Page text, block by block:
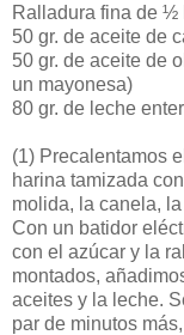
Ralladura fina de ½
50 gr. de aceite de
50 gr. de aceite de
un mayonesa)
80 gr. de leche
(1) Precalentamos
harina tamizada
molida, la canela,
Con un batidor
con el azúcar y la
montados,
aceites y la leche.
par de minutos